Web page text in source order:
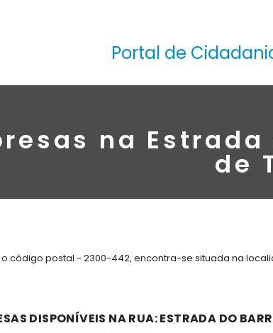
Portal de
na
de
código postal - 2300-442, encontra-se situada na
DISPONÍVEIS NA RUA: ESTRADA DO